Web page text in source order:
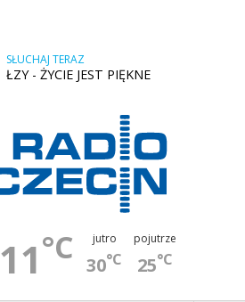
SŁUCHAJ TERAZ
ŁZY - ŻYCIE JEST PIĘKNE
11°C jutro
30°C
pojutrze
25°C